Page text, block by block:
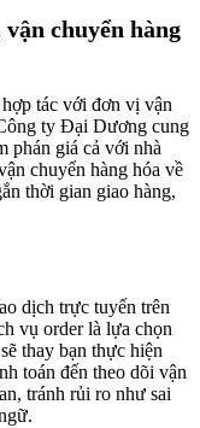
chuyển hàng
tác với đơn vị vận
ty Đại Dương cung
phán giá cả với nhà
chuyển hàng hóa về
thời gian giao hàng,
dịch trực tuyến trên
vụ order là lựa chọn
sẽ thay bạn thực hiện
toán đến theo dõi vận
tránh rủi ro như sai